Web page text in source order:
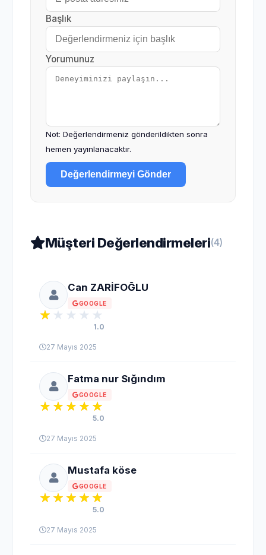
Başlık
Yorumunuz
Not: Değerlendirmeniz gönderildikten sonra
hemen yayınlanacaktır.
Değerlendirmeyi Gönder
Müşteri Değerlendirmeleri(4)
Can ZARİFOĞLU
GOOGLE
1.0
27 Mayıs 2025
Fatma nur Sığındım
GOOGLE
5.0
27 Mayıs 2025
Mustafa köse
GOOGLE
5.0
27 Mayıs 2025